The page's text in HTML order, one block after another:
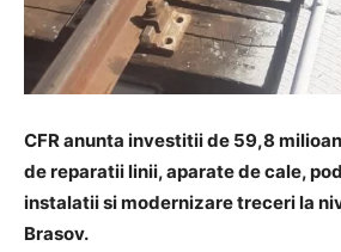
CFR anunta investitii de 59,8
de reparatii linii, aparate de cale,
instalatii si modernizare treceri la
Brasov.